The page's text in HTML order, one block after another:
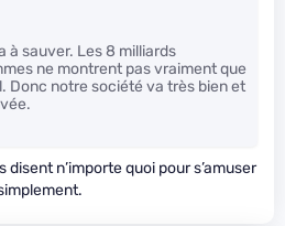
à sauver. Les 8 milliards
ne montrent pas vraiment que
Donc notre société va très bien et
n’importe quoi pour s’amuser